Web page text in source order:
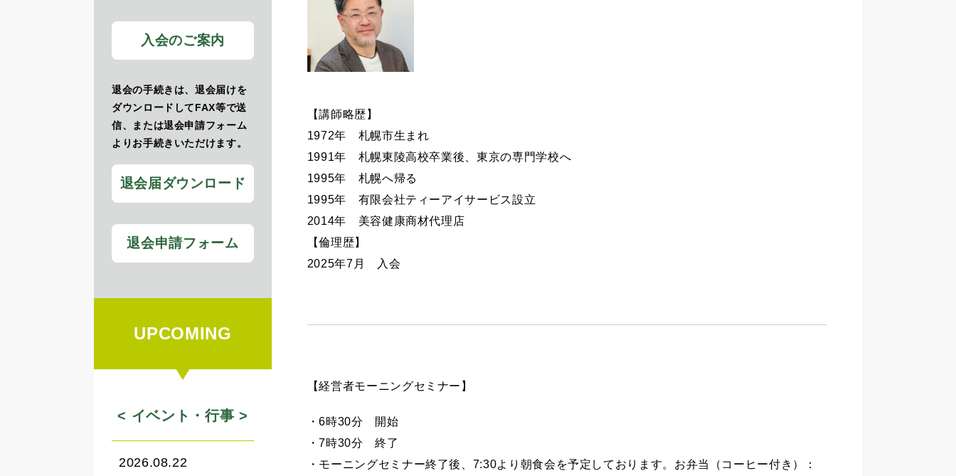
【講師略歴】
​1972年 札幌市生まれ
​1991年 札幌東陵高校卒業後、東京の専門学校へ
​1995年 札幌へ帰る
​1995年 有限会社ティーアイサービス設立
​2014年 美容健康商材代理店
​【倫理歴】
​2025年7月 入会
【経営者モーニングセミナー】
・6時30分 開始
・7時30分 終了
・モーニングセミナー終了後、7:30より朝食会を予定しております。お弁当（コーヒー付き）：
入会のご案内
退会の手続きは、退会届けを
ダウンロードしてFAX等で送
信、または退会申請フォーム
よりお手続きいただけます。
退会届ダウンロード
退会申請フォーム
UPCOMING
< イベント・行事 >
2026.08.22